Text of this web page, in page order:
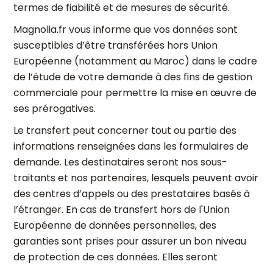
termes de fiabilité et de mesures de sécurité.
Magnolia.fr vous informe que vos données sont
susceptibles d’être transférées hors Union
Européenne (notamment au Maroc) dans le cadre
de l’étude de votre demande à des fins de gestion
commerciale pour permettre la mise en œuvre de
ses prérogatives.
Le transfert peut concerner tout ou partie des
informations renseignées dans les formulaires de
demande. Les destinataires seront nos sous-
traitants et nos partenaires, lesquels peuvent avoir
des centres d’appels ou des prestataires basés à
l’étranger. En cas de transfert hors de l'Union
Européenne de données personnelles, des
garanties sont prises pour assurer un bon niveau
de protection de ces données. Elles seront